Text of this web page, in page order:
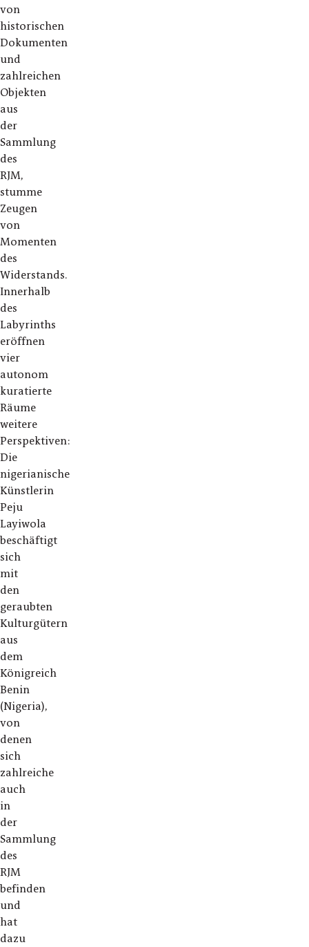
von
historischen
Dokumenten
und
zahlreichen
Objekten
aus
der
Sammlung
des
RJM,
stumme
Zeugen
von
Momenten
des
Widerstands.
Innerhalb
des
Labyrinths
eröffnen
vier
autonom
kuratierte
Räume
weitere
Perspektiven:
Die
nigerianische
Künstlerin
Peju
Layiwola
beschäftigt
sich
mit
den
geraubten
Kulturgütern
aus
dem
Königreich
Benin
(Nigeria),
von
denen
sich
zahlreiche
auch
in
der
Sammlung
des
RJM
befinden
und
hat
dazu